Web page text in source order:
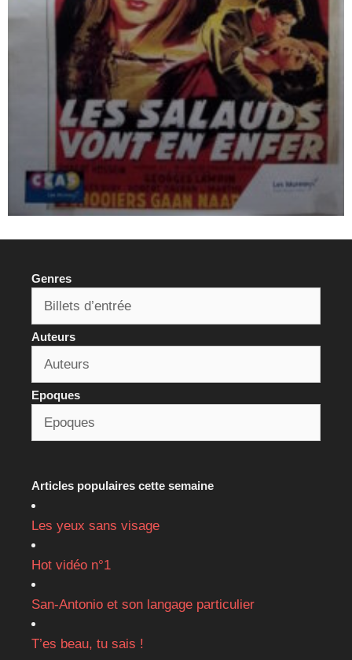
Genres
Auteurs
Epoques
Articles populaires cette semaine
Les yeux sans visage
Hot vidéo n°1
San-Antonio et son langage particulier
T’es beau, tu sais !